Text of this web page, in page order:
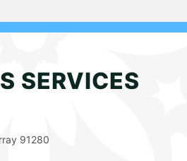
SERVICES
91280